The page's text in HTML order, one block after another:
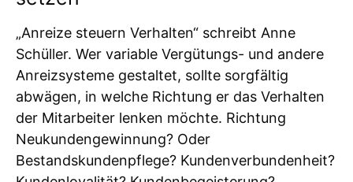
„Anreize steuern Verhalten“ schreibt Anne
Schüller. Wer variable Vergütungs- und andere
Anreizsysteme gestaltet, sollte sorgfältig
abwägen, in welche Richtung er das Verhalten
der Mitarbeiter lenken möchte. Richtung
Neukundengewinnung? Oder
Bestandskundenpflege? Kundenverbundenheit?